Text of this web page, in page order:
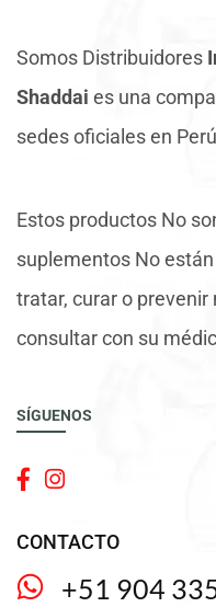
Somos Distribuidores
Shaddai es una
sedes oficiales en
Estos productos No
suplementos No
tratar, curar o
consultar con su
SÍGUENOS
CONTACTO
+51 904